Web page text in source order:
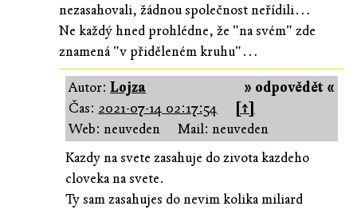
nezasahovali, žádnou společnost neřídili…
Ne každý hned prohlédne, že "na svém" zde
znamená "v přiděleném kruhu"…
» odpovědět «
Autor:Lojza
Čas: 2021-07-14 02:17:54
[↑]
Web: neuveden
Mail: neuveden
Kazdy na svete zasahuje do zivota kazdeho
cloveka na svete.
Ty sam zasahujes do nevim kolika miliard